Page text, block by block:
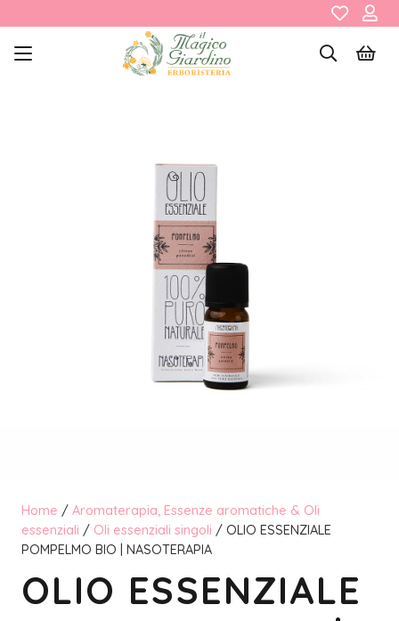
Home / Aromaterapia, Essenze aromatiche & Oli
essenziali / Oli essenziali singoli / OLIO ESSENZIALE
POMPELMO BIO | NASOTERAPIA
OLIO ESSENZIALE